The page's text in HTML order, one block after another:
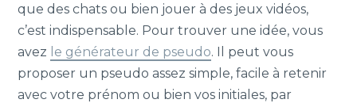
que des chats ou bien jouer à des jeux vidéos,
c’est indispensable. Pour trouver une idée, vous
avez le générateur de pseudo. Il peut vous
proposer un pseudo assez simple, facile à retenir
avec votre prénom ou bien vos initiales, par